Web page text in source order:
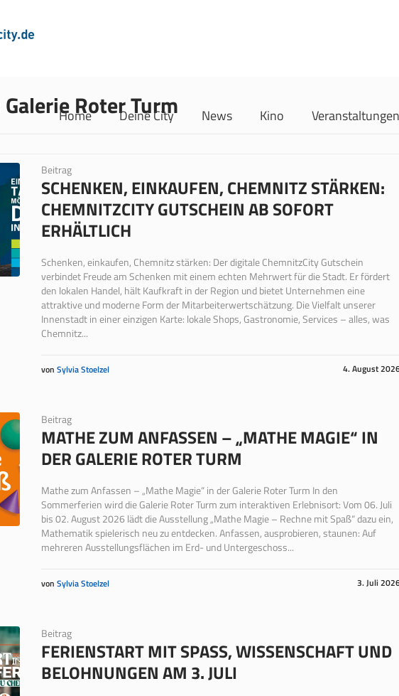
Home Deine City News Kino
Galerie Roter Turm
Beitrag
SCHENKEN, EINKAUFEN, CHEMNITZ STÄRKEN:
CHEMNITZCITY GUTSCHEIN AB SOFORT
ERHÄLTLICH
Schenken, einkaufen, Chemnitz stärken: Der digitale ChemnitzCity Gutschein
verbindet Freude am Schenken mit einem echten Mehrwert für die Stadt. Er fördert
den lokalen Handel, hält Kaufkraft in der Region und bietet Unternehmen eine
attraktive und moderne Form der Mitarbeiterwertschätzung. Die Vielfalt unserer
Innenstadt in einer einzigen Karte: lokale Shops, Gastronomie, Services – alles, was
Chemnitz...
4. August
von Sylvia Stoelzel
Beitrag
MATHE ZUM ANFASSEN – „MATHE MAGIE“ IN
DER GALERIE ROTER TURM
Mathe zum Anfassen – „Mathe Magie“ in der Galerie Roter Turm In den
Sommerferien wird die Galerie Roter Turm zum interaktiven Erlebnisort: Vom 06. Juli
bis 02. August 2026 lädt die Ausstellung „Mathe Magie – Rechne mit Spaß“ dazu ein,
Mathematik spielerisch neu zu entdecken. Anfassen, ausprobieren, staunen: Auf
mehreren Ausstellungsflächen im Erd- und Untergeschoss...
3. Juli
von Sylvia Stoelzel
Beitrag
FERIENSTART MIT SPASS, WISSENSCHAFT UND B
ELOHNUNGEN AM 3. JULI